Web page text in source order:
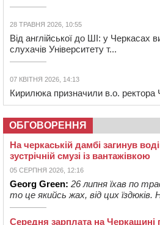
28 ТРАВНЯ 2026, 10:55
Від англійської до ШІ: у Черкасах
слухачів Університету т...
07 КВІТНЯ 2026, 14:13
Кирилюка призначили в.о.
ОБГОВОРЕННЯ
На черкаській дамбі загинув
зустрічній смузі із вантажівкою
05 СЕРПНЯ 2026, 12:16
Georg Green: 26 липня їхав по
то це якийсь жах, від цих їздюків.
Середня зарплата на Черкащині